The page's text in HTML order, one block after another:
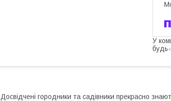
У
Досвідчені городники та садівники прекрасно